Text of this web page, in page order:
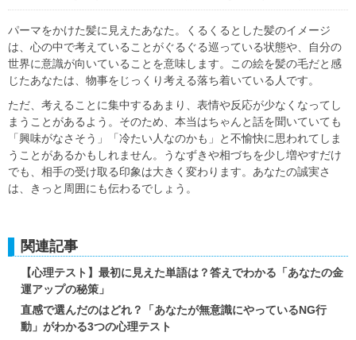
パーマをかけた髪に見えたあなた。くるくるとした髪のイメージ
は、心の中で考えていることがぐるぐる巡っている状態や、自分の
世界に意識が向いていることを意味します。この絵を髪の毛だと感
じたあなたは、物事をじっくり考える落ち着いている人です。
ただ、考えることに集中するあまり、表情や反応が少なくなってし
まうことがあるよう。そのため、本当はちゃんと話を聞いていても
「興味がなさそう」「冷たい人なのかも」と不愉快に思われてしま
うことがあるかもしれません。うなずきや相づちを少し増やすだけ
でも、相手の受け取る印象は大きく変わります。あなたの誠実さ
は、きっと周囲にも伝わるでしょう。
関連記事
【心理テスト】最初に見えた単語は？答えでわかる「あなたの金
運アップの秘策」
直感で選んだのはどれ？「あなたが無意識にやっているNG行
動」がわかる3つの心理テスト